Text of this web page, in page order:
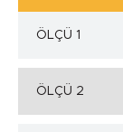
ÖLÇÜ 1
ÖLÇÜ 2